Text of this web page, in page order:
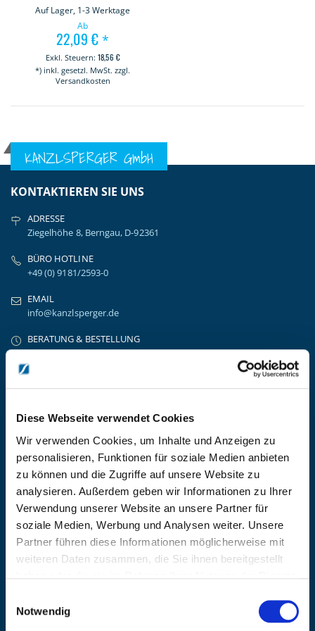
Diese Webseite verwendet Cookies
Wir verwenden Cookies, um Inhalte und Anzeigen zu
personalisieren, Funktionen für soziale Medien anbieten
zu können und die Zugriffe auf unsere Website zu
analysieren. Außerdem geben wir Informationen zu Ihrer
Verwendung unserer Website an unsere Partner für
soziale Medien, Werbung und Analysen weiter. Unsere
Partner führen diese Informationen möglicherweise mit
weiteren Daten zusammen, die Sie ihnen bereitgestellt
Notwendig
Auf Lager, 1-3 Werktage
Ab
22,09 €*
18,56 €
*) inkl. gesetzl. MwSt. zzgl.
Versandkosten
KANZLSPERGER GmbH
KONTAKTIEREN SIE UNS
ADRESSE
Ziegelhöhe 8, Berngau, D-92361
BÜRO HOTLINE
+49 (0) 9181/2593-0
EMAIL
info@kanzlsperger.de
BERATUNG & BESTELLUNG
Montag – Donnerstag: 08:00 – 17:00
Freitag: 08:00 - 16:00
UNTERNEHMEN
Kontaktieren Sie uns
AGB nebst Kundeninformationen
Impressum
INFORMATIONEN
Preisvorschlag erstellen
Versandkosten & Lieferinformationen
Zahlungsbedingungen
Datenschutzerklärung
BLEIBE AUF DEM LAUFENDEN